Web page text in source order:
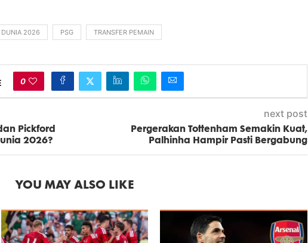
DUNIA 2026 PSG TRANSFER PEMAIN
0
Pickford
2026?
next post
Pergerakan Tottenham Semakin Kuat,
Palhinha Hampir Pasti Bergabung
YOU MAY ALSO LIKE